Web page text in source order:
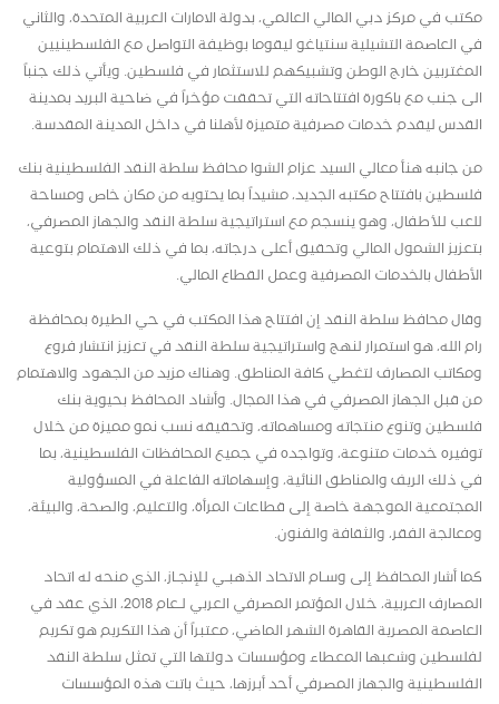
مكتب في مركز دبي المالي العالمي، بدولة الامارات العربية المتحدة، والثاني
في العاصمة التشيلية سنتياغو ليقوما بوظيفة التواصل مع الفلسطينيين
المغتربين خارج الوطن وتشبيكهم للاستثمار في فلسطين. ويأتي ذلك جنباً
الى جنب مع باكورة افتتاحاته التي تحققت مؤخراً في ضاحية البريد بمدينة
القدس ليقدم خدمات مصرفية متميزة لأهلنا في داخل المدينة المقدسة.
من جانبه هنأ معالي السيد عزام الشوا محافظ سلطة النقد الفلسطينية بنك
فلسطين بافتتاح مكتبه الجديد، مشيداً بما يحتويه من مكان خاص ومساحة
للعب للأطفال، وهو ينسجم مع استراتيجية سلطة النقد والجهاز المصرفي،
بتعزيز الشمول المالي وتحقيق أعلى درجاته، بما في ذلك الاهتمام بتوعية
الأطفال بالخدمات المصرفية وعمل القطاع المالي.
وقال محافظ سلطة النقد إن افتتاح هذا المكتب في حي الطيرة بمحافظة
رام الله، هو استمرار لنهج واستراتيجية سلطة النقد في تعزيز انتشار فروع
ومكاتب المصارف لتغطي كافة المناطق. وهناك مزيد من الجهود والاهتمام
من قبل الجهاز المصرفي في هذا المجال وأشاد المحافظ بحيوية بنك
فلسطين وتنوع منتجاته ومساهماته، وتحقيقه نسب نمو مميزة من خلال
توفيره خدمات متنوعة، وتواجده في جميع المحافظات الفلسطينية، بما
في ذلك الريف والمناطق النائية، وإسهاماته الفاعلة في المسؤولية
المجتمعية الموجهة خاصة إلى قطاعات المرأة، والتعليم، والصحة، والبيئة،
ومعالجة الفقر، والثقافة والفنون
كما أشار المحافظ إلى وسـام الاتحاد الذهبـي للإنجـاز، الذي منحه له اتحاد
المصارف العربية، خلال المؤتمر المصرفي العربي لـعام 2018، الذي عقد في
العاصمة المصرية القاهرة الشهر الماضي، معتبراً أن هذا التكريم هو تكريم
لفلسطين وشعبها المعطاء ومؤسسات دولتها التي تمثل سلطة النقد
الفلسطينية والجهاز المصرفي أحد أبرزها، حيث باتت هذه المؤسسات